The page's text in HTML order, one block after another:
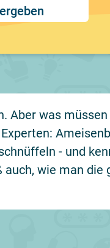
Aber was müssen
- und
wie man die